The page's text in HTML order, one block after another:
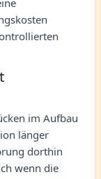
im Aufbau
länger
dorthin
wenn die